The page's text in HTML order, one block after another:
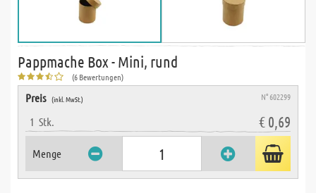
Pappmache Box - Mini, rund
(6 Bewertungen)
Preis (inkl. MwSt.) N° 602299
1 Stk. € 0,69
Menge